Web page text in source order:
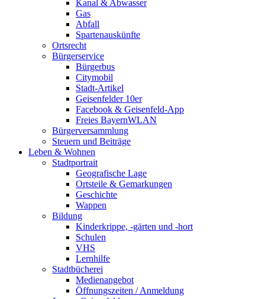
Kanal & Abwasser
Gas
Abfall
Spartenauskünfte
Ortsrecht
Bürgerservice
Bürgerbus
Citymobil
Stadt-Artikel
Geisenfelder 10er
Facebook & Geisenfeld-App
Freies BayernWLAN
Bürgerversammlung
Steuern und Beiträge
Leben & Wohnen
Stadtportrait
Geografische Lage
Ortsteile & Gemarkungen
Geschichte
Wappen
Bildung
Kinderkrippe, -gärten und -hort
Schulen
VHS
Lernhilfe
Stadtbücherei
Medienangebot
Öffnungszeiten / Anmeldung